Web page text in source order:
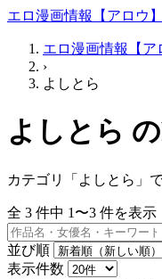
エロ漫画情報【アロウ】
エロ漫画情報【ア
›
よしとら
よしとら
カテゴリ「よしとら」
全 3 件中 1〜3 件を表示
並び順
表示件数